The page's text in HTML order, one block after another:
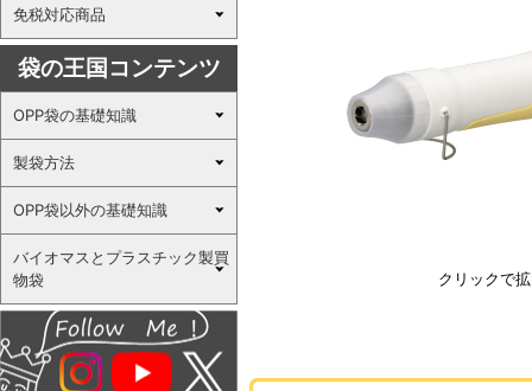
クリックで
免税対応商品
袋の王国コンテンツ
OPP袋の基礎知識
製袋方法
OPP袋以外の基礎知識
バイオマスとプラスチック製買
物袋